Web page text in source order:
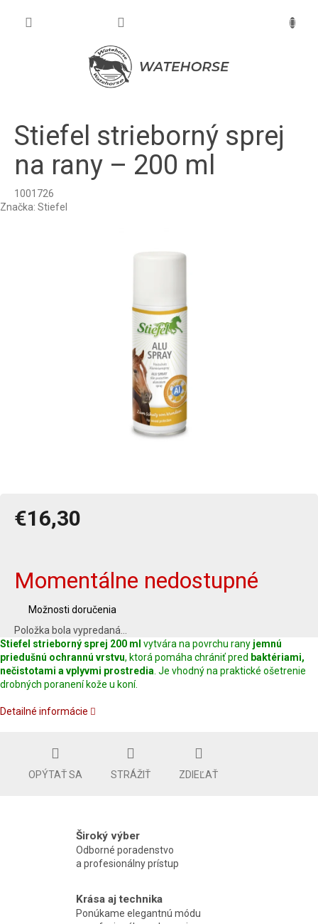
Stiefel strieborný sprej
na rany – 200 ml
1001726
Značka: Stiefel
€16,30
Momentálne nedostupné
Možnosti doručenia
Položka bola vypredaná…
Stiefel strieborný sprej 200 ml vytvára na povrchu rany jemnú
priedušnú ochrannú vrstvu, ktorá pomáha chrániť pred baktériami,
nečistotami a vplyvmi prostredia. Je vhodný na praktické ošetrenie
drobných poranení kože u koní.
Detailné informácie
OPÝTAŤ SA STRÁŽIŤ ZDIEĽAŤ
Široký výber
Odborné poradenstvo
a profesionálny prístup
Krása aj technika
Ponúkame elegantnú módu